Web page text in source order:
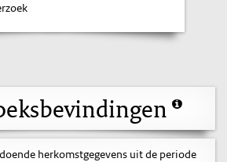
herkomstgegevens uit de periode